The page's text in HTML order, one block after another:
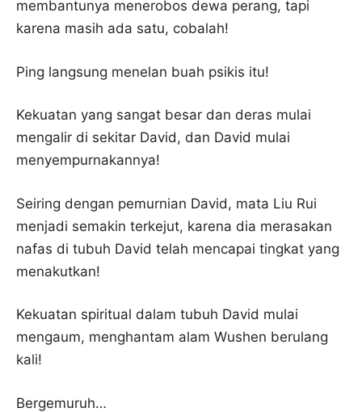
membantunya menerobos dewa perang, tapi
karena masih ada satu, cobalah!
Ping langsung menelan buah psikis itu!
Kekuatan yang sangat besar dan deras mulai
mengalir di sekitar David, dan David mulai
menyempurnakannya!
Seiring dengan pemurnian David, mata Liu Rui
menjadi semakin terkejut, karena dia merasakan
nafas di tubuh David telah mencapai tingkat yang
menakutkan!
Kekuatan spiritual dalam tubuh David mulai
mengaum, menghantam alam Wushen berulang
kali!
Bergemuruh…